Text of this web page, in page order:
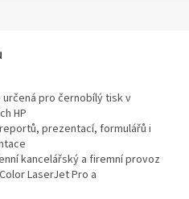
pro černobílý tisk v
HP
prezentací, formulářů i
kancelářský a firemní provoz
LaserJet Pro a